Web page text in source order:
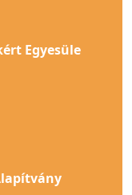
Egyesüle